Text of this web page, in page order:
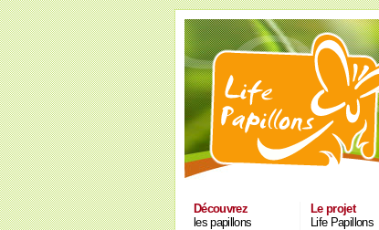
Découvrez
les papillons
Le projet
Life Papillons